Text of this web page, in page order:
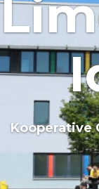
Kooperative